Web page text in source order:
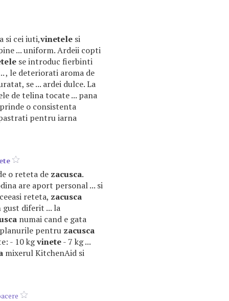
si cei iuti,vinetele si
... uniform. Ardeii copti
se introduc fierbinti
, le deteriorati aroma de
se ... ardei dulce. La
de telina tocate ... pana
o consistenta
pastrati pentru iarna
o reteta de zacusca.
are aport personal ... si
reteta, zacusca
gust diferit ... la
numai cand e gata
pentru zacusca
- 10 kgvinete- 7 kg ...
mixerul KitchenAid si